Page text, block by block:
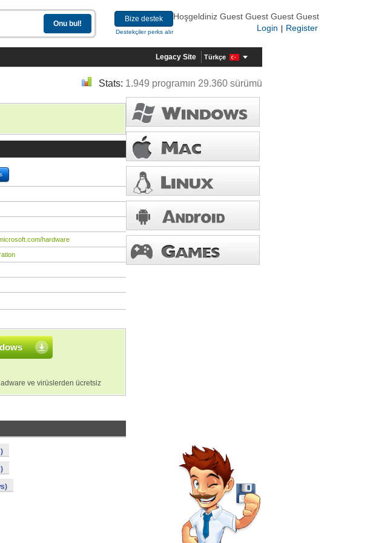
Bize destek
Destekçiler perks alır
Hoşgeldiniz Guest Guest Guest Guest
Login
Register
Legacy Site Türkçe
Stats: 1.949 programın 29.360 sürümü
hardware
ve virüslerden ücretsiz